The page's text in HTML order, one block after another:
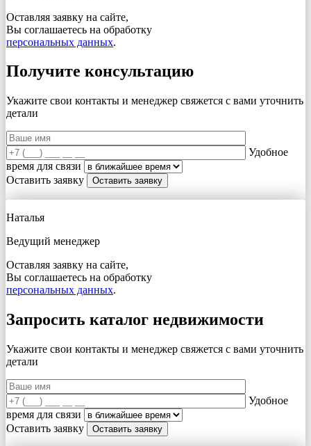
Оставляя заявку на сайте,
Вы соглашаетесь на обработку
персональных данных.
Получите консультацию
Укажите свои контакты и менеджер свяжется с вами уточнить
детали
Удобное
время для связи
Оставить заявку
Наталья
Ведущий менеджер
Оставляя заявку на сайте,
Вы соглашаетесь на обработку
персональных данных.
Запросить каталог недвижимости
Укажите свои контакты и менеджер свяжется с вами уточнить
детали
Удобное
время для связи
Оставить заявку